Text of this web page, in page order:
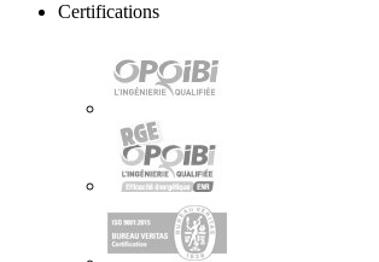
Certifications